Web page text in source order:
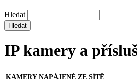
Hledat
IP kamery a
KAMERY NAPÁJENÉ ZE SÍTĚ